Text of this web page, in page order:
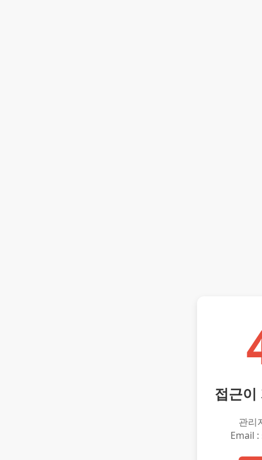
접근이
관리
Email